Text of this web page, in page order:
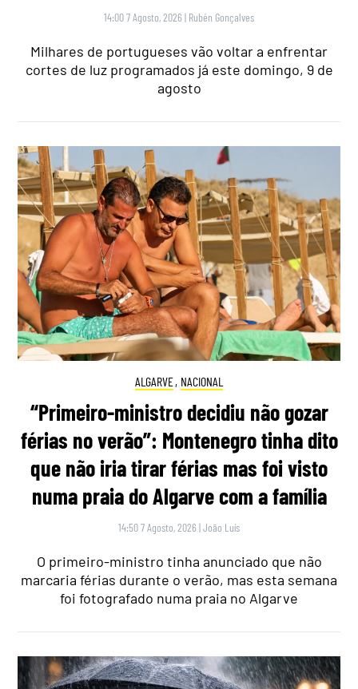
14:00 7 Agosto, 2026 | Rubén Gonçalves
Milhares de portugueses vão voltar a enfrentar
cortes de luz programados já este domingo, 9 de
agosto
ALGARVE, NACIONAL
“Primeiro-ministro decidiu não gozar
férias no verão”: Montenegro tinha dito
que não iria tirar férias mas foi visto
numa praia do Algarve com a família
14:50 7 Agosto, 2026 |João Luís
O primeiro-ministro tinha anunciado que não
marcaria férias durante o verão, mas esta semana
foi fotografado numa praia no Algarve